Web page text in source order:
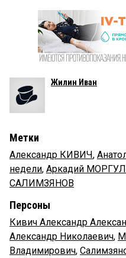
Жилин Иван
Метки
Александр КИВИЧ,
недели, Аркадий
САЛИМЗЯНОВ
Персоны
Кивич Александр
Александр Николаевич,
Владимирович,